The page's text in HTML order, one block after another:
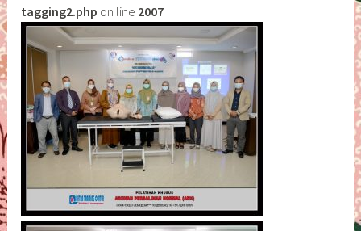
tagging2.php on line 2007